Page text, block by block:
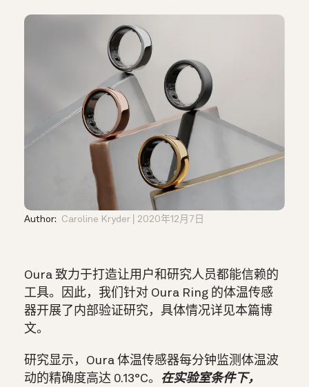
Author: Caroline Kryder 2020年12月7日
Oura 致力于打造让用户和研究人员都能信赖的
工具。因此，我们针对 Oura Ring 的体温传感
器开展了内部验证研究，具体情况详见本篇博
文。
研究显示，Oura 体温传感器每分钟监测体温波
动的精确度高达 0.13°C。
在实验室条件下，